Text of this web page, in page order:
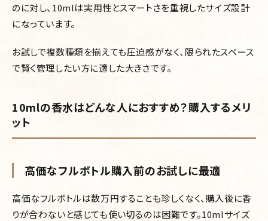
のに対し、10mlは実用性とスマートさを重視したサイズ設計
になっています。
お試しで複数種類を揃えても圧迫感がなく、限られたスペース
で賢く管理したい方に適した大きさです。
10mlの香水はどんな人におすすめ？購入するメリ
ット
高価なフルボトル購入前のお試しに最適
高価なフルボトルは数万円することも珍しくなく、購入後に香
りが合わないと感じても使い切るのは困難です。10mlサイズ